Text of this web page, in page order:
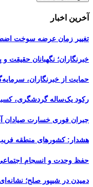
آخرین اخبار
تغییر زمان عرضه سوخت
خبرنگاران؛ نگهبانان حقیقت
حمایت از خبرنگاران،
رکود یک‌ساله گردشگری،
جبران فوری خسارت
هشدار: کشورهای منطقه
حفظ وحدت و انسجام
دمیدن در شیپور صلح؛ نشانه‌ای